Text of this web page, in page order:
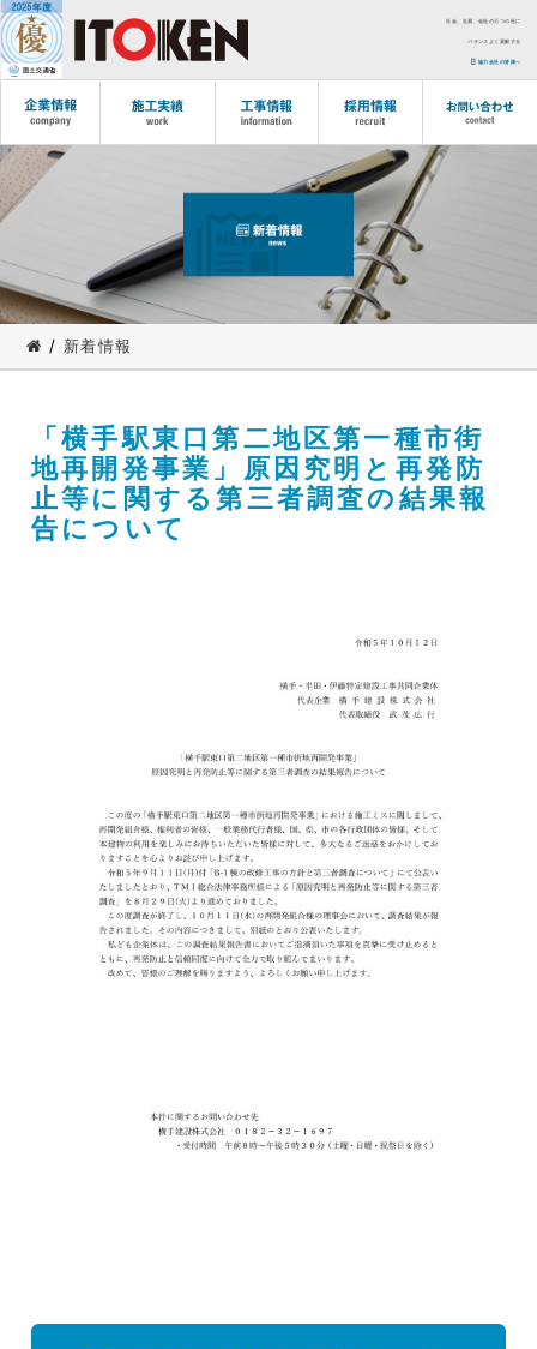
社会、社員、会社の三つの社に
バランスよく貢献する
協力会社の皆様へ
/ 新着情報
「横手駅東口第二地区第一種市街
地再開発事業」原因究明と再発防
止等に関する第三者調査の結果報
告について